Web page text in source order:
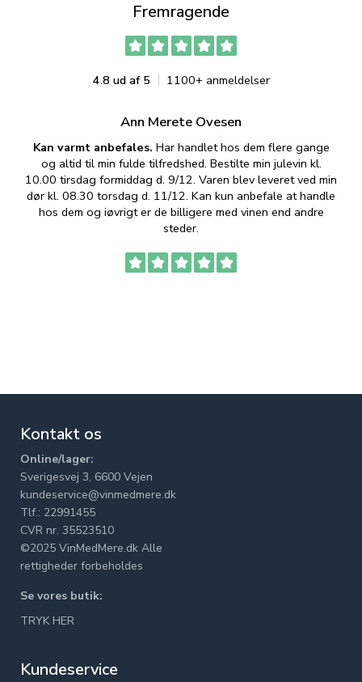
Fremragende
4.8 ud af 5 1100+ anmeldelser
Ann Merete Ovesen
Kan varmt anbefales. Har handlet hos dem flere gange
og altid til min fulde tilfredshed. Bestilte min julevin kl.
10.00 tirsdag formiddag d. 9/12. Varen blev leveret ved min
dør kl. 08.30 torsdag d. 11/12. Kan kun anbefale at handle
hos dem og iøvrigt er de billigere med vinen end andre
steder.
Kontakt os
Online/lager:
Sverigesvej 3, 6600 Vejen
kundeservice@vinmedmere.dk
Tlf.: 22991455
CVR nr. 35523510
©2025 VinMedMere.dk Alle
rettigheder forbeholdes
Se vores butik:
TRYK HER
Kundeservice